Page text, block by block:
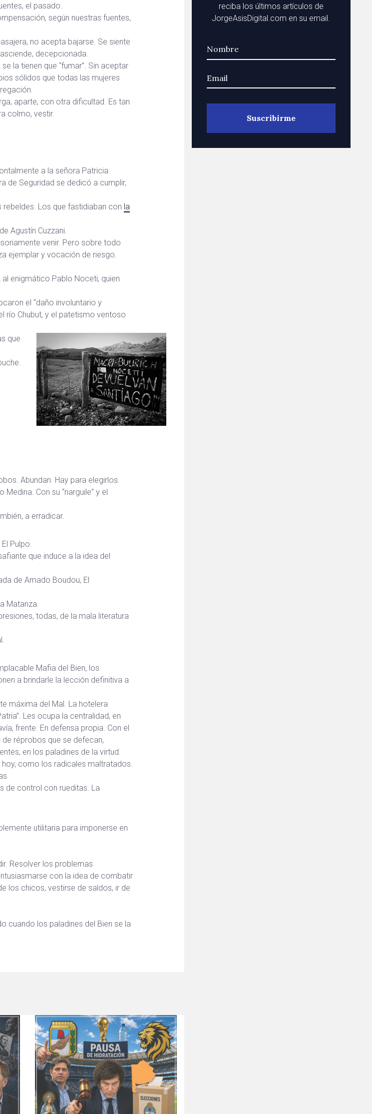
el pasado.
según nuestras fuentes,
no acepta bajarse. Se siente
decepcionada.
la tienen que “fumar”. Sin aceptar
sólidos que todas las mujeres
aparte, con otra dificultad. Es tan
colmo, vestir.
a la señora Patricia
de Seguridad se dedicó a cumplir,
Los que fastidiaban con la
Agustín Cuzzani.
venir. Pero sobre todo
ejemplar y vocación de riesgo.
al enigmático Pablo Noceti, quien
el “daño involuntario y
río Chubut, y el patetismo ventoso
que
Abundan. Hay para elegirlos.
Con su “narguile” y el
a erradicar.
Pulpo.
que induce a la idea del
de Amado Boudou, El
Matanza.
todas, de la mala literatura
Mafia del Bien, los
a brindarle la lección definitiva a
máxima del Mal. La hotelera
Les ocupa la centralidad, en
frente. En defensa propia. Con el
réprobos que se defecan,
en los paladines de la virtud.
como los radicales maltratados.
de control con rueditas. La
utilitaria para imponerse en
Resolver los problemas
con la idea de combatir
los chicos, vestirse de saldos, ir de
cuando los paladines del Bien se la
reciba los últimos artículos de
JorgeAsisDigital.com en su email.